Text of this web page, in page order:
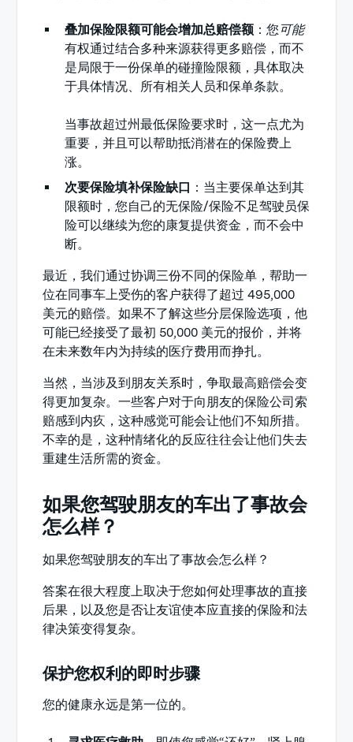
叠加保险限额可能会增加总赔偿额 ：您 可能
有权通过结合多种来源获得更多赔偿，而不
是局限于一份保单的碰撞险限额，具体取决
于具体情况、所有相关人员和保单条款。
当事故超过州最低保险要求时，这一点尤为
重要，并且可以帮助抵消潜在的保险费上
涨。
次要保险填补保险缺口 ：当主要保单达到其
限额时，您自己的无保险/保险不足驾驶员保
险可以继续为您的康复提供资金，而不会中
断。
最近，我们通过协调三份不同的保险单，帮助一
位在同事车上受伤的客户获得了超过 495,000
美元的赔偿。如果不了解这些分层保险选项，他
可能已经接受了最初 50,000 美元的报价，并将
在未来数年内为持续的医疗费用而挣扎。
当然，当涉及到朋友关系时，争取最高赔偿会变
得更加复杂。一些客户对于向朋友的保险公司索
赔感到内疚，这种感觉可能会让他们不知所措。
不幸的是，这种情绪化的反应往往会让他们失去
重建生活所需的资金。
如果您驾驶朋友的车出了事故会
怎么样？
如果您驾驶朋友的车出了事故会怎么样？
答案在很大程度上取决于您如何处理事故的直接
后果，以及您是否让友谊使本应直接的保险和法
律决策变得复杂。
保护您权利的即时步骤
您的健康永远是第一位的。